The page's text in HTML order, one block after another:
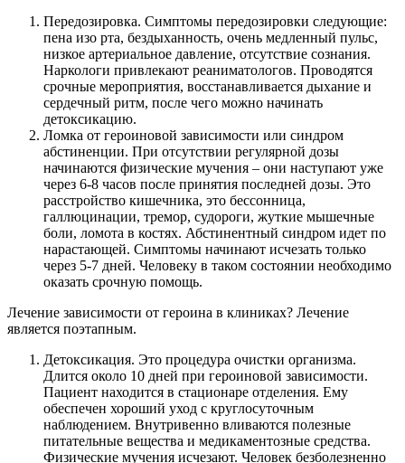
Передозировка. Симптомы передозировки следующие:
пена изо рта, бездыханность, очень медленный пульс,
низкое артериальное давление, отсутствие сознания.
Наркологи привлекают реаниматологов. Проводятся
срочные мероприятия, восстанавливается дыхание и
сердечный ритм, после чего можно начинать
детоксикацию.
Ломка от героиновой зависимости или синдром
абстиненции. При отсутствии регулярной дозы
начинаются физические мучения – они наступают уже
через 6-8 часов после принятия последней дозы. Это
расстройство кишечника, это бессонница,
галлюцинации, тремор, судороги, жуткие мышечные
боли, ломота в костях. Абстинентный синдром идет по
нарастающей. Симптомы начинают исчезать только
через 5-7 дней. Человеку в таком состоянии необходимо
оказать срочную помощь.
Лечение зависимости от героина в клиниках? Лечение
является поэтапным.
Детоксикация. Это процедура очистки организма.
Длится около 10 дней при героиновой зависимости.
Пациент находится в стационаре отделения. Ему
обеспечен хороший уход с круглосуточным
наблюдением. Внутривенно вливаются полезные
питательные вещества и медикаментозные средства.
Физические мучения исчезают. Человек безболезненно